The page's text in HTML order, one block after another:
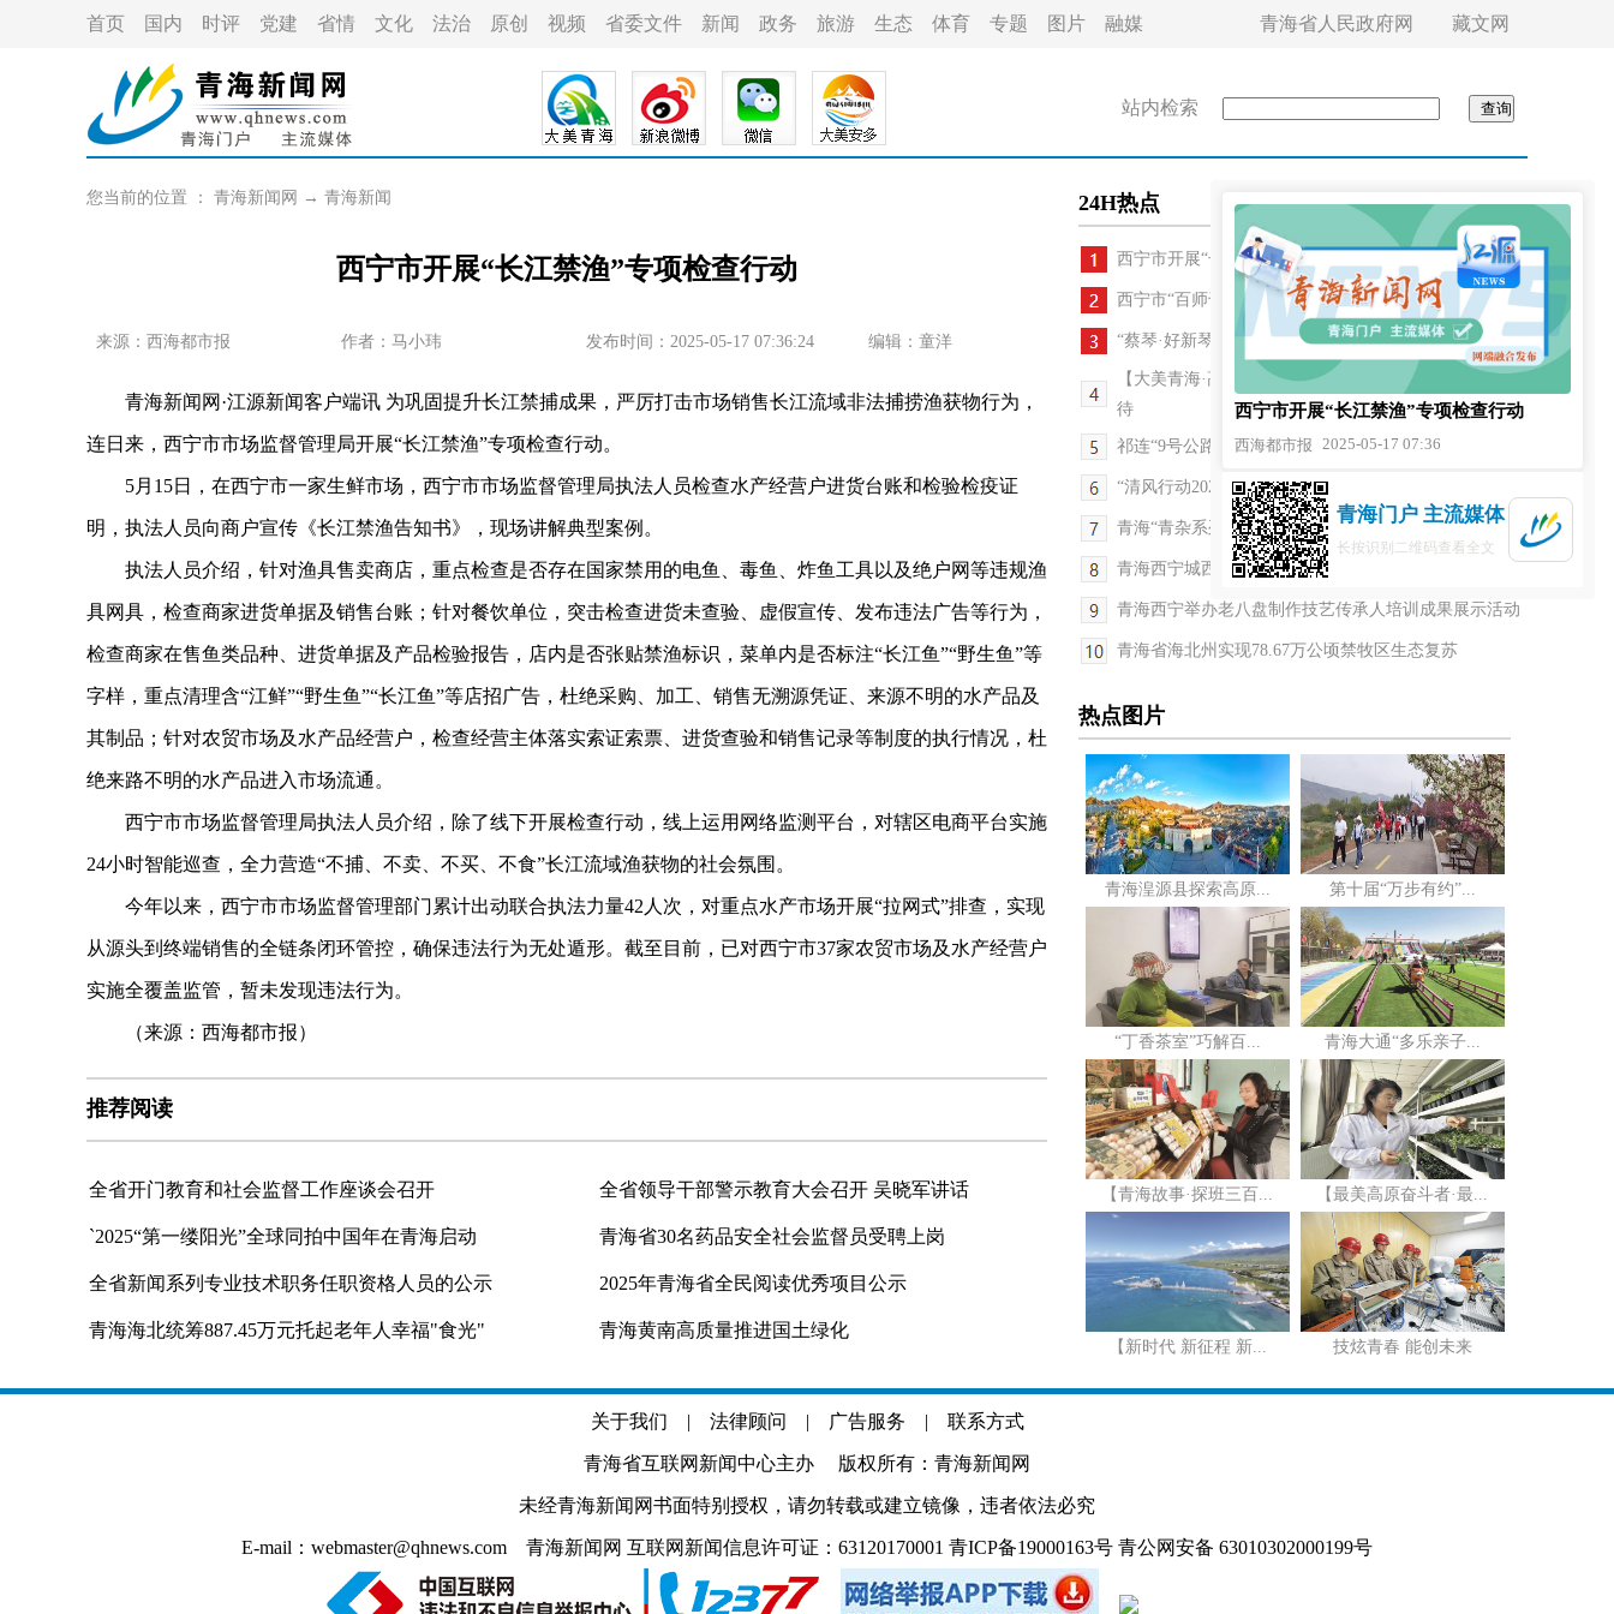
首页 国内 时评 党建 省情 文化 法治 原创 视频 省委文件 新闻 政务 旅游 生态 体育 专题 图片 融媒 青海省人民政府网 藏文网
站内检索
您当前的位置 ： 青海新闻网 → 青海新闻
西宁市开展“长江禁渔”专项检查行动
来源： 西海都市报 作者： 马小玮 发布时间：2025-05-17 07:36:24 编辑：童洋
青海新闻网·江源新闻客户端讯 为巩固提升长江禁捕成果，严厉打击市场销售长江流域非法捕捞渔获物行为，
连日来，西宁市市场监督管理局开展“长江禁渔”专项检查行动。
5月15日，在西宁市一家生鲜市场，西宁市市场监督管理局执法人员检查水产经营户进货台账和检验检疫证
明，执法人员向商户宣传《长江禁渔告知书》，现场讲解典型案例。
执法人员介绍，针对渔具售卖商店，重点检查是否存在国家禁用的电鱼、毒鱼、炸鱼工具以及绝户网等违规渔
具网具，检查商家进货单据及销售台账；针对餐饮单位，突击检查进货未查验、虚假宣传、发布违法广告等行为，
检查商家在售鱼类品种、进货单据及产品检验报告，店内是否张贴禁渔标识，菜单内是否标注“长江鱼”“野生鱼”等
字样，重点清理含“江鲜”“野生鱼”“长江鱼”等店招广告，杜绝采购、加工、销售无溯源凭证、来源不明的水产品及
其制品；针对农贸市场及水产品经营户，检查经营主体落实索证索票、进货查验和销售记录等制度的执行情况，杜
绝来路不明的水产品进入市场流通。
西宁市市场监督管理局执法人员介绍，除了线下开展检查行动，线上运用网络监测平台，对辖区电商平台实施
24小时智能巡查，全力营造“不捕、不卖、不买、不食”长江流域渔获物的社会氛围。
今年以来，西宁市市场监督管理部门累计出动联合执法力量42人次，对重点水产市场开展“拉网式”排查，实现
从源头到终端销售的全链条闭环管控，确保违法行为无处遁形。截至目前，已对西宁市37家农贸市场及水产经营户
实施全覆盖监管，暂未发现违法行为。
（来源：西海都市报）
推荐阅读
全省开门教育和社会监督工作座谈会召开 全省领导干部警示教育大会召开 吴晓军讲话
`2025“第一缕阳光”全球同拍中国年在青海启动 青海省30名药品安全社会监督员受聘上岗
全省新闻系列专业技术职务任职资格人员的公示 2025年青海省全民阅读优秀项目公示
青海海北统筹887.45万元托起老年人幸福"食光" 青海黄南高质量推进国土绿化
24H热点
西宁市开展“长江禁渔”专项检查行动
西宁市“百师千徒 薪火相传”活动启动
“蔡琴·好新琴”世界巡回演唱会6月28日在西宁举办
【大美青海·高原足球】首轮比赛打响 这些看点值得期
待
祁连“9号公路”的出圈和破局
“清风行动2025”查办野生动植物行政案件11起
青海“青杂系列”油菜杂交种首次出口蒙古国
青海西宁城西区：多举措推进各族残疾人互嵌式居住
青海西宁举办老八盘制作技艺传承人培训成果展示活动
青海省海北州实现78.67万公顷禁牧区生态复苏
热点图片
青海湟源县探索高原... 第十届“万步有约”...
“丁香茶室”巧解百... 青海大通“多乐亲子...
【青海故事·探班三百... 【最美高原奋斗者·最...
【新时代 新征程 新... 技炫青春 能创未来
关于我们 | 法律顾问 | 广告服务 | 联系方式
青海省互联网新闻中心主办 版权所有：青海新闻网
未经青海新闻网书面特别授权，请勿转载或建立镜像，违者依法必究
E-mail：webmaster@qhnews.com 青海新闻网 互联网新闻信息许可证：63120170001 青ICP备19000163号 青公网安备 63010302000199号
西宁市开展“长江禁渔”专项检查行动
西海都市报 2025-05-17 07:36
青海门户 主流媒体
长按识别二维码查看全文